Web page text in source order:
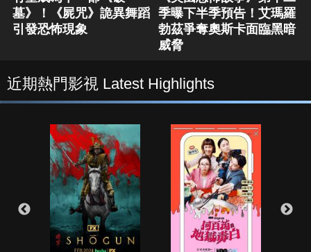
墓》！《屍咒》詭異舞蹈
引發恐怖現象
季曝下半季預告！艾瑪羅
勃茲爭奪奧斯卡面臨黑暗
威脅
近期熱門影視 Latest Highlights